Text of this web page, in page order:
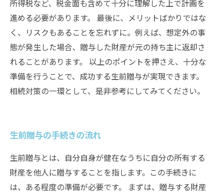
所得税など、税金面も含めて十分に理解した上で計画を
進める必要があります。 最後に、メリットばかりではな
く、リスクもあることを忘れずに。例えば、想定外の事
態が発生した場合、贈与した財産が元の持ち主に返却さ
れることがあります。 以上のポイントを押さえ、十分な
準備を行うことで、成功する生前贈与が実現できます。
相続対策の一環として、是非参考にしてみてください。
生前贈与の手続きの流れ
生前贈与とは、自分自身が健在なうちに自分の所有する
財産を他人に贈与することを指します。この手続きに
は、ある程度の準備が必要です。 まずは、贈与する財産